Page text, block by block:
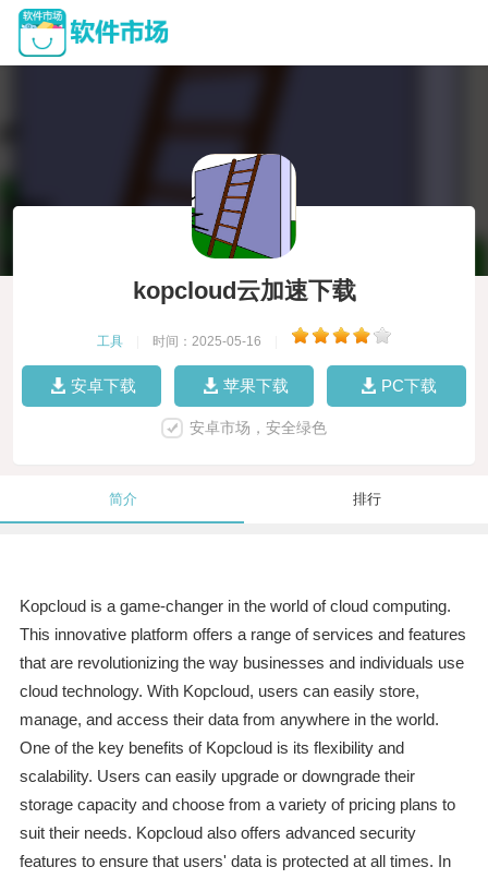
kopcloud云加速下载
工具 时间：2025-05-16
安卓下载 苹果下载 PC下载
安卓市场，安全绿色
简介 排行
Kopcloud is a game-changer in the world of cloud computing.
This innovative platform offers a range of services and features
that are revolutionizing the way businesses and individuals use
cloud technology. With Kopcloud, users can easily store,
manage, and access their data from anywhere in the world.
One of the key benefits of Kopcloud is its flexibility and
scalability. Users can easily upgrade or downgrade their
storage capacity and choose from a variety of pricing plans to
suit their needs. Kopcloud also offers advanced security
features to ensure that users' data is protected at all times. In